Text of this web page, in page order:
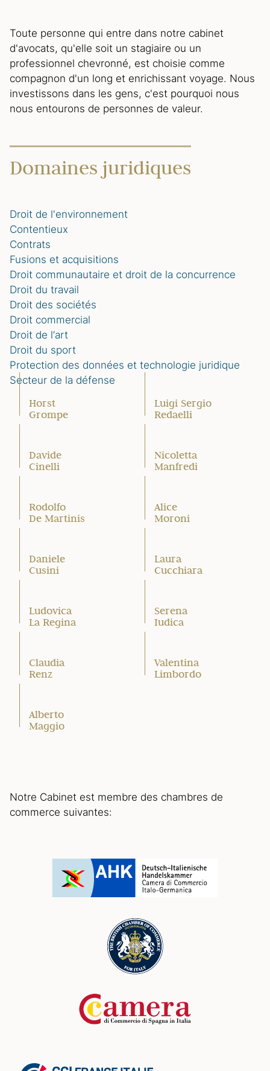
Toute personne qui entre dans notre cabinet
d'avocats, qu'elle soit un stagiaire ou un
professionnel chevronné, est choisie comme
compagnon d'un long et enrichissant voyage. Nous
investissons dans les gens, c'est pourquoi nous
nous entourons de personnes de valeur.
Domaines juridiques
Droit de l'environnement
Contentieux
Contrats
Fusions et acquisitions
Droit communautaire et droit de la concurrence
Droit du travail
Droit des sociétés
Droit commercial
Droit de l‘art
Droit du sport
Protection des données et technologie juridique
Secteur de la défense
Horst
Grompe
Luigi Sergio
Redaelli
Davide
Cinelli
Nicoletta
Manfredi
Rodolfo
De Martinis
Alice
Moroni
Daniele
Cusini
Laura
Cucchiara
Ludovica
La Regina
Serena
Iudica
Claudia
Renz
Valentina
Limbordo
Alberto
Maggio
Notre Cabinet est membre des chambres de
commerce suivantes: